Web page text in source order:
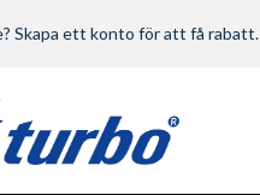
Skapa ett konto för att få rabatt.